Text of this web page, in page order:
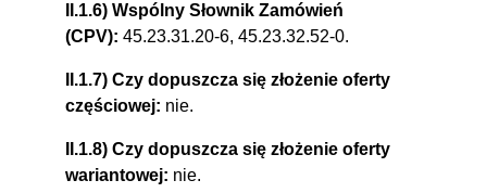
II.1.6) Wspólny Słownik Zamówień
(CPV): 45.23.31.20-6, 45.23.32.52-0.
II.1.7) Czy dopuszcza się złożenie oferty
częściowej: nie.
II.1.8) Czy dopuszcza się złożenie oferty
wariantowej: nie.